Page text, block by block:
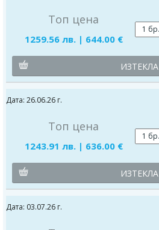
Топ цена
1259.56 лв. | 644.00 €
ИЗТЕКЛА
Дата: 26.06.26 г.
Топ цена
1243.91 лв. | 636.00 €
ИЗТЕКЛА
Дата: 03.07.26 г.